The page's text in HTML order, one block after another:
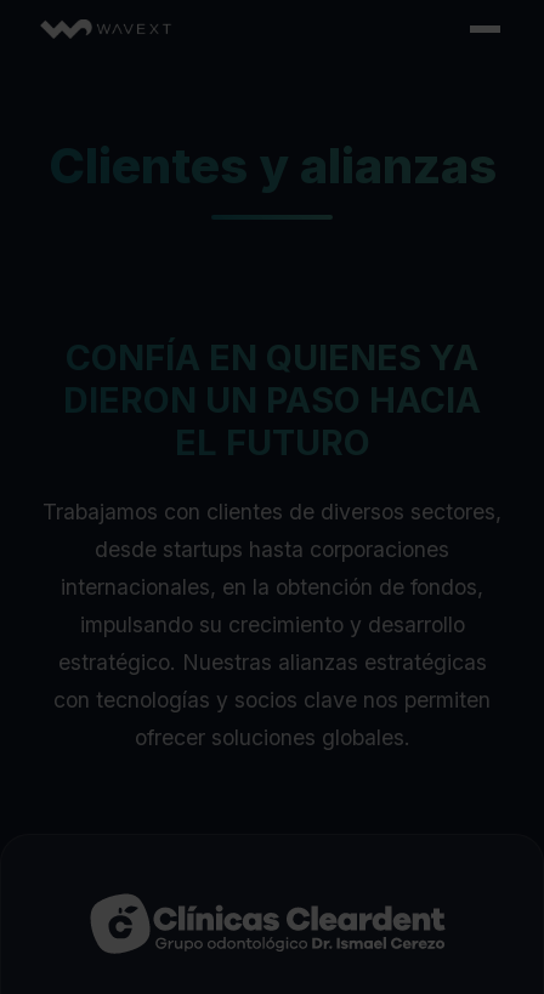
Clientes y alianzas
CONFÍA EN QUIENES YA
DIERON UN PASO HACIA
EL FUTURO
Trabajamos con clientes de diversos sectores,
desde startups hasta corporaciones
internacionales, en la obtención de fondos,
impulsando su crecimiento y desarrollo
estratégico. Nuestras alianzas estratégicas
con tecnologías y socios clave nos permiten
ofrecer soluciones globales.